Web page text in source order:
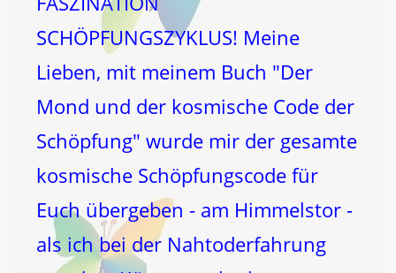
SCHÖPFUNGSZYKLUS! Meine
Lieben, mit meinem Buch "Der
Mond und der kosmische Code der
Schöpfung" wurde mir der gesamte
kosmische Schöpfungscode für
Euch übergeben - am Himmelstor -
als ich bei der Nahtoderfahrung